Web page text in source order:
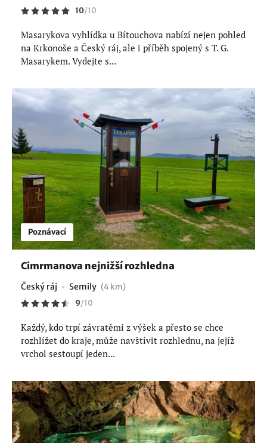
10/10
Masarykova vyhlídka u Bítouchova nabízí nejen pohled
na Krkonoše a Český ráj, ale i příběh spojený s T. G.
Masarykem. Vydejte s...
Poznávací
Cimrmanova nejnižší rozhledna
Český ráj Semily (4 km)
9/10
Každý, kdo trpí závratěmi z výšek a přesto se chce
rozhlížet do kraje, může navštívit rozhlednu, na jejíž
vrchol sestoupí jeden...